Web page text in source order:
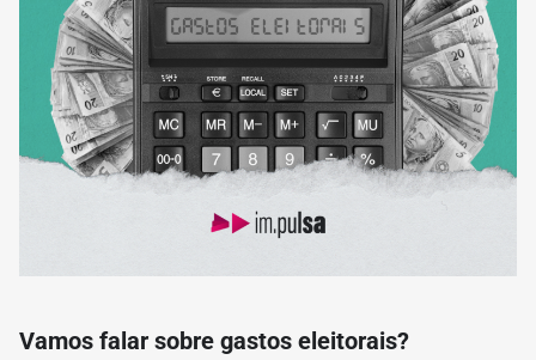
Vamos falar sobre gastos eleitorais?